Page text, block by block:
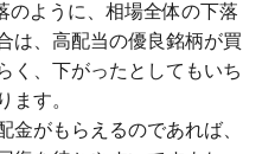
のように、相場全体の下落
は、高配当の優良銘柄が買
く、下がったとしてもいち
ます。
金がもらえるのであれば、